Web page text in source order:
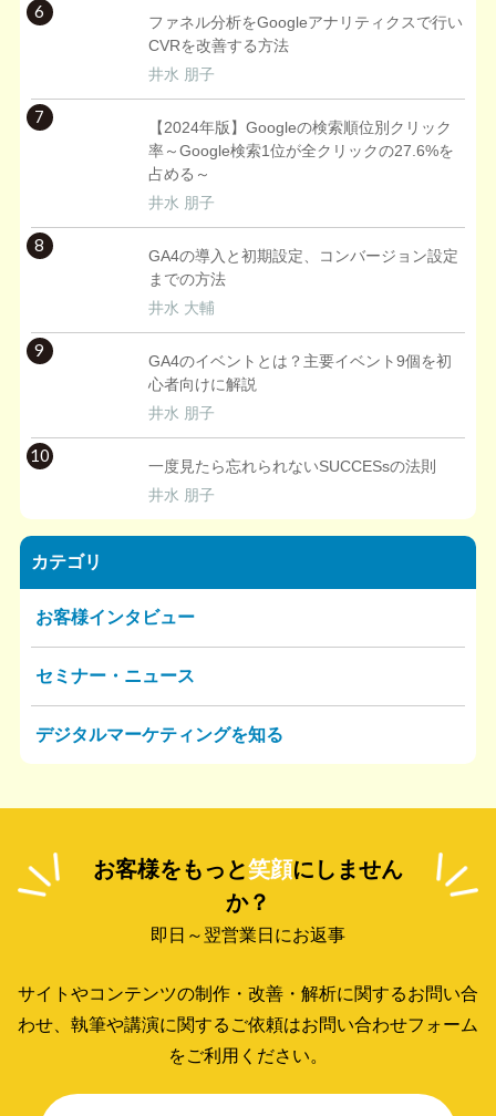
6
ファネル分析をGoogleアナリティクスで行い
CVRを改善する方法
井水 朋子
7
【2024年版】Googleの検索順位別クリック
率～Google検索1位が全クリックの27.6%を
占める～
井水 朋子
8
GA4の導入と初期設定、コンバージョン設定
までの方法
井水 大輔
9
GA4のイベントとは？主要イベント9個を初
心者向けに解説
井水 朋子
10
一度見たら忘れられないSUCCESsの法則
井水 朋子
カテゴリ
お客様インタビュー
セミナー・ニュース
デジタルマーケティングを知る
お客様をもっと笑顔にしません
か？
即日～翌営業日にお返事
サイトやコンテンツの制作・改善・解析に関するお問い合
わせ、 執筆や講演に関するご依頼はお問い合わせフォーム
をご利用ください。